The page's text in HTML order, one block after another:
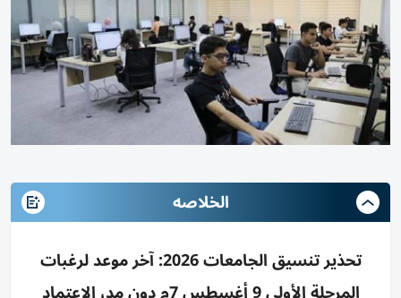
الخلاصه
تحذير تنسيق الجامعات 2026: آخر موعد لرغبات